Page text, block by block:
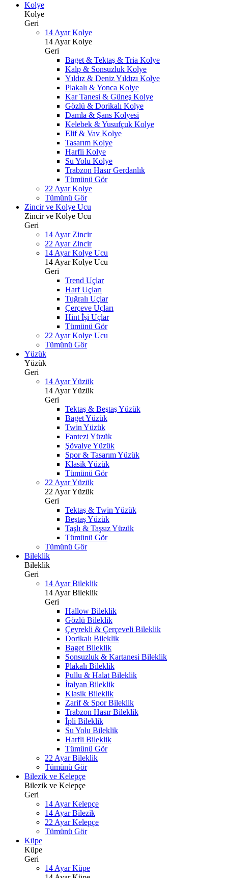
Kolye
Kolye
Geri
14 Ayar Kolye
14 Ayar Kolye
Geri
Baget & Tektaş & Tria Kolye
Kalp & Sonsuzluk Kolye
Yıldız & Deniz Yıldızı Kolye
Plakalı & Yonca Kolye
Kar Tanesi & Güneş Kolye
Gözlü & Dorikalı Kolye
Damla & Şans Kolyesi
Kelebek & Yusufçuk Kolye
Elif & Vav Kolye
Tasarım Kolye
Harfli Kolye
Su Yolu Kolye
Trabzon Hasır Gerdanlık
Tümünü Gör
22 Ayar Kolye
Tümünü Gör
Zincir ve Kolye Ucu
Zincir ve Kolye Ucu
Geri
14 Ayar Zincir
22 Ayar Zincir
14 Ayar Kolye Ucu
14 Ayar Kolye Ucu
Geri
Trend Uçlar
Harf Uçları
Tuğralı Uçlar
Çerçeve Uçları
Hint İşi Uçlar
Tümünü Gör
22 Ayar Kolye Ucu
Tümünü Gör
Yüzük
Yüzük
Geri
14 Ayar Yüzük
14 Ayar Yüzük
Geri
Tektaş & Beştaş Yüzük
Baget Yüzük
Twin Yüzük
Fantezi Yüzük
Şövalye Yüzük
Spor & Tasarım Yüzük
Klasik Yüzük
Tümünü Gör
22 Ayar Yüzük
22 Ayar Yüzük
Geri
Tektaş & Twin Yüzük
Beştaş Yüzük
Taşlı & Taşsız Yüzük
Tümünü Gör
Tümünü Gör
Bileklik
Bileklik
Geri
14 Ayar Bileklik
14 Ayar Bileklik
Geri
Hallow Bileklik
Gözlü Bileklik
Çeyrekli & Çerçeveli Bileklik
Dorikalı Bileklik
Baget Bileklik
Sonsuzluk & Kartanesi Bileklik
Plakalı Bileklik
Pullu & Halat Bileklik
İtalyan Bileklik
Klasik Bileklik
Zarif & Spor Bileklik
Trabzon Hasır Bileklik
İpli Bileklik
Su Yolu Bileklik
Harfli Bileklik
Tümünü Gör
22 Ayar Bileklik
Tümünü Gör
Bilezik ve Kelepçe
Bilezik ve Kelepçe
Geri
14 Ayar Kelepçe
14 Ayar Bilezik
22 Ayar Kelepçe
Tümünü Gör
Küpe
Küpe
Geri
14 Ayar Küpe